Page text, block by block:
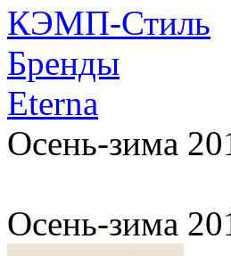
КЭМП-Стиль
Бренды
Eterna
Осень-зима
Осень-зима